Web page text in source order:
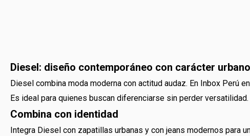
Diesel: diseño contemporáneo con carácter urbano
Diesel combina moda moderna con actitud audaz. En Inbox Perú
Es ideal para quienes buscan diferenciarse sin perder versatilidad.
Combina con identidad
Integra Diesel con zapatillas urbanas y con jeans modernos para